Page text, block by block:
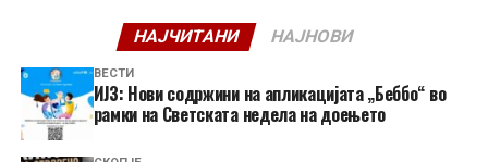
НАЈЧИТАНИ НАЈНОВИ
ВЕСТИ
ИЈЗ: Нови содржини на апликацијата „Беббо“ во
рамки на Светската недела на доењето